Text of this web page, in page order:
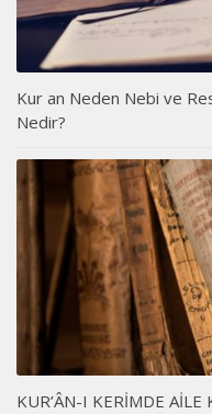
Kur an Neden Nebi ve
Nedir?
KUR’ÂN-I KERİMDE AİLE